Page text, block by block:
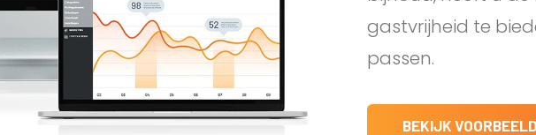
gastvrijheid te
passen.
BEKIJK